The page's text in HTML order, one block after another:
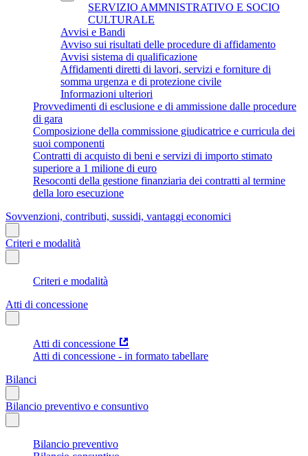
SERVIZIO AMMNISTRATIVO E SOCIO
CULTURALE
Avvisi e Bandi
Avviso sui risultati delle procedure di affidamento
Avvisi sistema di qualificazione
Affidamenti diretti di lavori, servizi e forniture di
somma urgenza e di protezione civile
Informazioni ulteriori
Provvedimenti di esclusione e di ammissione dalle procedure
di gara
Composizione della commissione giudicatrice e curricula dei
suoi componenti
Contratti di acquisto di beni e servizi di importo stimato
superiore a 1 milione di euro
Resoconti della gestione finanziaria dei contratti al termine
della loro esecuzione
Sovvenzioni, contributi, sussidi, vantaggi economici
Criteri e modalità
Criteri e modalità
Atti di concessione
Atti di concessione
Atti di concessione - in formato tabellare
Bilanci
Bilancio preventivo e consuntivo
Bilancio preventivo